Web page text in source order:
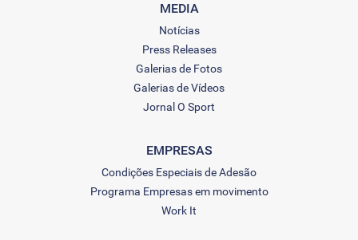
MEDIA
Notícias
Press Releases
Galerias de Fotos
Galerias de Vídeos
Jornal O Sport
EMPRESAS
Condições Especiais de Adesão
Programa Empresas em movimento
Work It